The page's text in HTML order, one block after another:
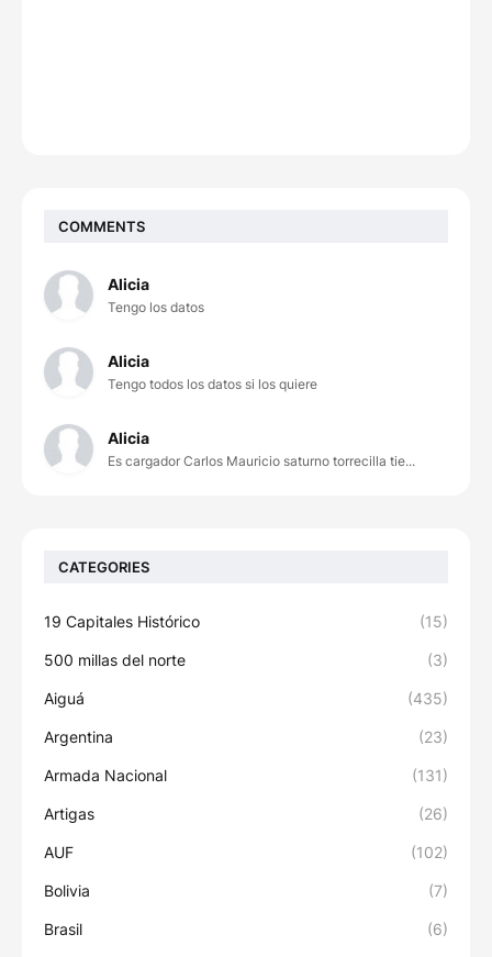
COMMENTS
Alicia
Tengo los datos
Alicia
Tengo todos los datos si los quiere
Alicia
Es cargador Carlos Mauricio saturno torrecilla tie...
CATEGORIES
19 Capitales Histórico (15)
500 millas del norte (3)
Aiguá (435)
Argentina (23)
Armada Nacional (131)
Artigas (26)
AUF (102)
Bolivia (7)
Brasil (6)